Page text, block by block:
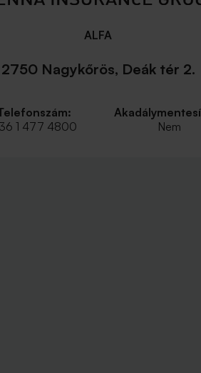
ALFA
2750 Nagykőrös, Deák tér 2.
1 477 4800
Nem